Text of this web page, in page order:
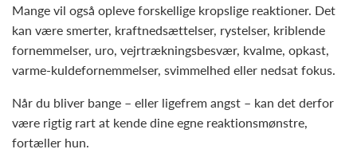
Mange vil også opleve forskellige kropslige reaktioner. Det
kan være smerter, kraftnedsættelser, rystelser, kriblende
fornemmelser, uro, vejrtrækningsbesvær, kvalme, opkast,
varme-kuldefornemmelser, svimmelhed eller nedsat fokus.
Når du bliver bange – eller ligefrem angst – kan det derfor
være rigtig rart at kende dine egne reaktionsmønstre,
fortæller hun.